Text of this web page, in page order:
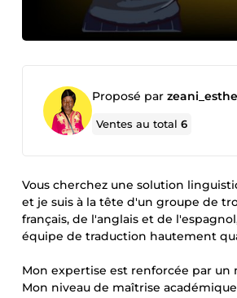
Proposé par
Ventes au total6
Vous cherchez une solution
et je suis à la tête d'un groupe de
français, de l'anglais et de
équipe de traduction hautement
Mon expertise est renforcée par un
Mon niveau de maîtrise